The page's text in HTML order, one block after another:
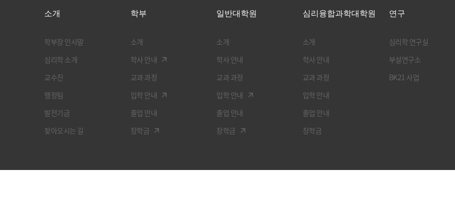
소개
학부장 인사말
심리학 소개
교수진
행정팀
발전기금
찾아오시는 길
학부
소개
학사 안내
교과 과정
입학 안내
졸업 안내
장학금
일반대학원
소개
학사 안내
교과 과정
입학 안내
졸업 안내
장학금
심리융합과학대학원
소개
학사 안내
교과 과정
입학 안내
졸업 안내
장학금
연구
심리학 연구실
부설연구소
BK21 사업